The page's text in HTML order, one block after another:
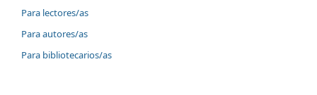
Para lectores/as
Para autores/as
Para bibliotecarios/as